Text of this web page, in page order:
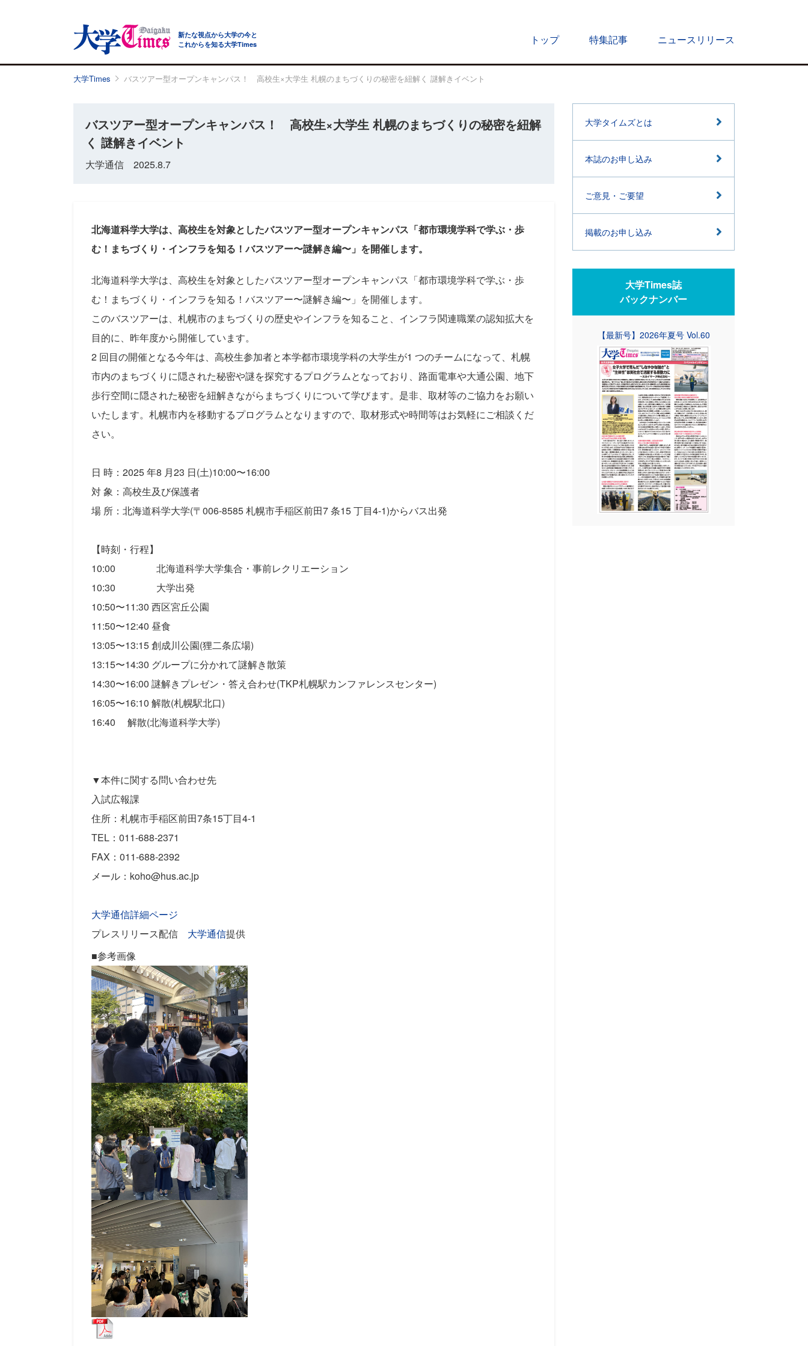
新たな視点から大学の今と
これからを知る大学Times
トップ 特集記事 ニュースリリース
大学Times バスツアー型オープンキャンパス！ 高校生×大学生 札幌のまちづくりの秘密を紐解く 謎解きイベント
バスツアー型オープンキャンパス！ 高校生×大学生 札幌のまちづくりの秘密を紐解
く 謎解きイベント
大学通信 2025.8.7
北海道科学大学は、高校生を対象としたバスツアー型オープンキャンパス「都市環境学科で学ぶ・歩
む！まちづくり・インフラを知る！バスツアー〜謎解き編〜」を開催します。
北海道科学大学は、高校生を対象としたバスツアー型オープンキャンパス「都市環境学科で学ぶ・歩
む！まちづくり・インフラを知る！バスツアー〜謎解き編〜」を開催します。
このバスツアーは、札幌市のまちづくりの歴史やインフラを知ること、インフラ関連職業の認知拡大を
目的に、昨年度から開催しています。
2 回目の開催となる今年は、高校生参加者と本学都市環境学科の大学生が1 つのチームになって、札幌
市内のまちづくりに隠された秘密や謎を探究するプログラムとなっており、路面電車や大通公園、地下
歩行空間に隠された秘密を紐解きながらまちづくりについて学びます。是非、取材等のご協力をお願い
いたします。札幌市内を移動するプログラムとなりますので、取材形式や時間等はお気軽にご相談くだ
さい。
日 時：2025 年8 月23 日(土)10:00〜16:00
対 象：高校生及び保護者
場 所：北海道科学大学(〒006-8585 札幌市手稲区前田7 条15 丁目4-1)からバス出発
【時刻・行程】
10:00 北海道科学大学集合・事前レクリエーション
10:30 大学出発
10:50〜11:30 西区宮丘公園
11:50〜12:40 昼食
13:05〜13:15 創成川公園(狸二条広場)
13:15〜14:30 グループに分かれて謎解き散策
14:30〜16:00 謎解きプレゼン・答え合わせ(TKP札幌駅カンファレンスセンター)
16:05〜16:10 解散(札幌駅北口)
16:40 解散(北海道科学大学)
▼本件に関する問い合わせ先
入試広報課
住所：札幌市手稲区前田7条15丁目4-1
TEL：011-688-2371
FAX：011-688-2392
メール：koho@hus.ac.jp
大学通信詳細ページ
プレスリリース配信 大学通信提供
■参考画像
大学タイムズとは
本誌のお申し込み
ご意見・ご要望
掲載のお申し込み
大学Times誌
バックナンバー
【最新号】2026年夏号 Vol.60